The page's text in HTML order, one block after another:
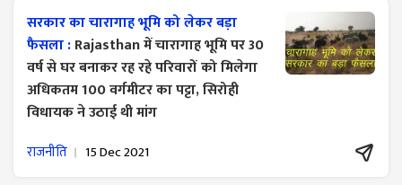
सरकार का चारागाह भूमि को लेकर बड़ा
फैसला :Rajasthan में चारागाह भूमि पर 30
वर्ष से घर बनाकर रह रहे परिवारों को मिलेगा
अधिकतम 100 वर्गमीटर का पट्टा, सिरोही
विधायक ने उठाई थी मांग
राजनीति 15 Dec 2021